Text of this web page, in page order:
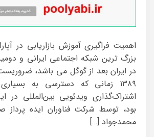
اهمیت فراگیری آموزش بازاریابی در
بزرگ ترین شبکه اجتماعی ایرانی و
در ایران بعد از گوگل می باشد،
۱۳۸۹ زمانی که دسترسی به
اشتراک‌گذاری ویدئویی بین‌المللی در
بود، توسط شرکت فناوران ایده پرداز
محمدجواد […]